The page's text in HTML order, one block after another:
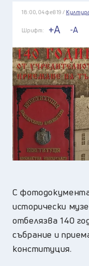
18:00, 04 фев 19 /
Шрифт: +A -A
С
исторически
отбелязва 140
събрание и
конституция.